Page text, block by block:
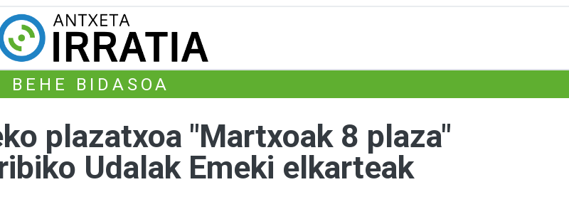
BEHE BIDASOA
plazatxoa "Martxoak 8 plaza"
Udalak Emeki elkarteak